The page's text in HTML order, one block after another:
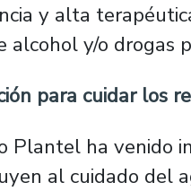
y alta
alcohol y/o drogas
para cuidar los
Plantel ha venido
al cuidado del